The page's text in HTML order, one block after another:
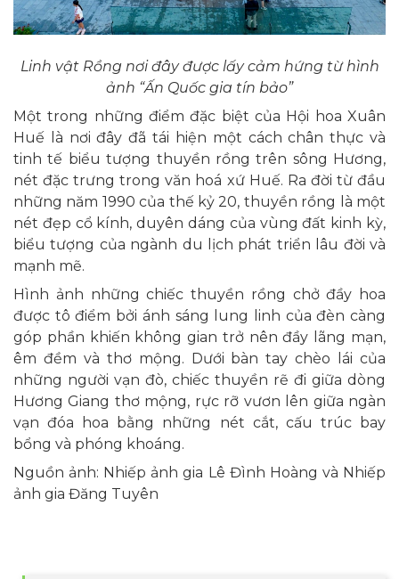
Linh vật Rồng nơi đây được lấy cảm hứng từ hình
ảnh “Ấn Quốc gia tín bảo”
Một trong những điểm đặc biệt của Hội hoa Xuân
Huế là nơi đây đã tái hiện một cách chân thực và
tinh tế biểu tượng thuyền rồng trên sông Hương,
nét đặc trưng trong văn hoá xứ Huế. Ra đời từ đầu
những năm 1990 của thế kỷ 20, thuyền rồng là một
nét đẹp cổ kính, duyên dáng của vùng đất kinh kỳ,
biểu tượng của ngành du lịch phát triển lâu đời và
mạnh mẽ.
Hình ảnh những chiếc thuyền rồng chở đầy hoa
được tô điểm bởi ánh sáng lung linh của đèn càng
góp phần khiến không gian trở nên đầy lãng mạn,
êm đềm và thơ mộng. Dưới bàn tay chèo lái của
những người vạn đò, chiếc thuyền rẽ đi giữa dòng
Hương Giang thơ mộng, rực rỡ vươn lên giữa ngàn
vạn đóa hoa bằng những nét cắt, cấu trúc bay
bổng và phóng khoáng.
Nguồn ảnh: Nhiếp ảnh gia Lê Đình Hoàng và Nhiếp
ảnh gia Đăng Tuyên